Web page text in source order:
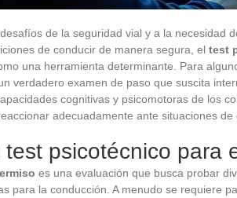
de la seguridad vial y a la necesidad
de conducir de manera segura, el test
una herramienta determinante. Para
verdadero examen de paso que suscita
cognitivas y psicomotoras de los
adecuadamente ante situaciones de
psicotécnico para
es una evaluación que busca probar
para la conducción. A menudo se requiere